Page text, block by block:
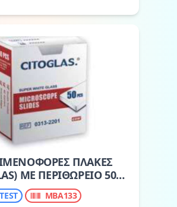
ΠΛΑΚΕΣ
ΜΕ ΠΕΡΙΘΩΡΕΙΟ 50Τ
MBA133